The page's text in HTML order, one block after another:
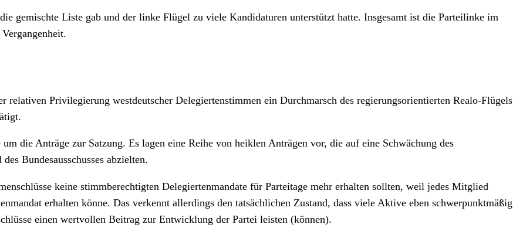
gemischte Liste gab und der linke Flügel zu viele Kandidaturen unterstützt hatte. Insgesamt ist die Parteilinke im
relativen Privilegierung westdeutscher Delegiertenstimmen ein Durchmarsch des regierungsorientierten Realo-Flügels
die Anträge zur Satzung. Es lagen eine Reihe von heiklen Anträgen vor, die auf eine Schwächung des
Bundesausschusses abzielten.
keine stimmberechtigten Delegiertenmandate für Parteitage mehr erhalten sollten, weil jedes Mitglied
erhalten könne. Das verkennt allerdings den tatsächlichen Zustand, dass viele Aktive eben schwerpunktmäßig
einen wertvollen Beitrag zur Entwicklung der Partei leisten (können).